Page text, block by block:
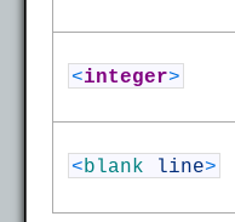
<integer>
<blank line>